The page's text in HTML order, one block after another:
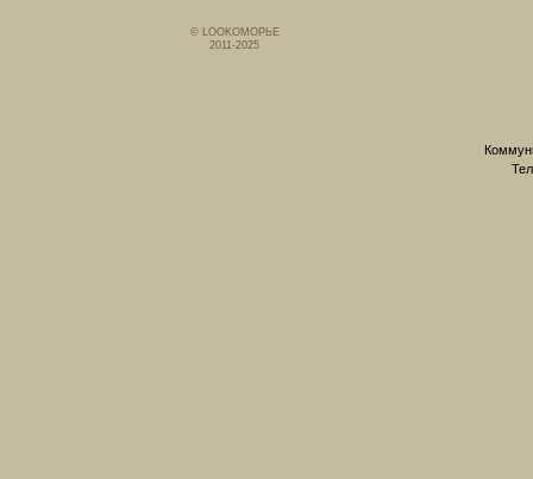
© LOOKОМОРЬЕ
2011-2025